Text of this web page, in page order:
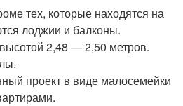
тех, которые находятся на
лоджии и балконы.
2,48 — 2,50 метров.
проект в виде малосемейки